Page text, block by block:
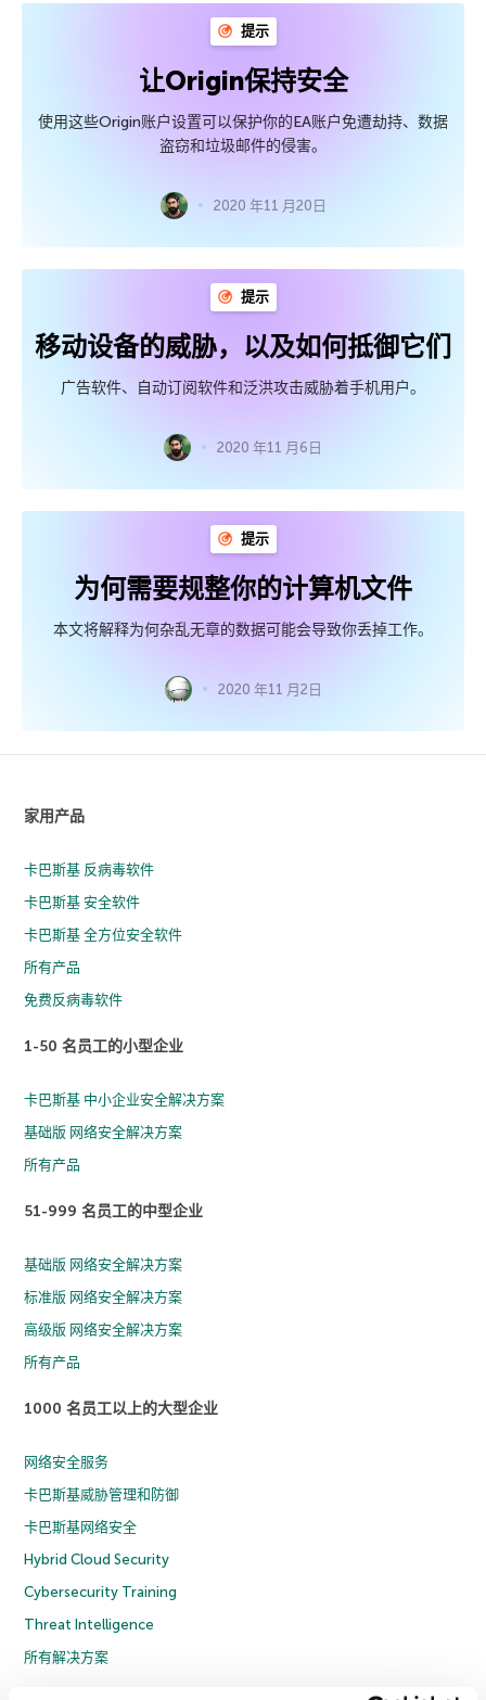
提示
让Origin保持安全
使用这些Origin账户设置可以保护你的EA账户免遭劫持、数据
盗窃和垃圾邮件的侵害。
2020 年11 月20日
提示
移动设备的威胁，以及如何抵御它们
广告软件、自动订阅软件和泛洪攻击威胁着手机用户。
2020 年11 月6日
提示
为何需要规整你的计算机文件
本文将解释为何杂乱无章的数据可能会导致你丢掉工作。
2020 年11 月2日
家用产品
卡巴斯基 反病毒软件
卡巴斯基 安全软件
卡巴斯基 全方位安全软件
所有产品
免费反病毒软件
1-50 名员工的小型企业
卡巴斯基 中小企业安全解决方案
基础版 网络安全解决方案
所有产品
51-999 名员工的中型企业
基础版 网络安全解决方案
标准版 网络安全解决方案
高级版 网络安全解决方案
所有产品
1000 名员工以上的大型企业
网络安全服务
卡巴斯基威胁管理和防御
卡巴斯基网络安全
Hybrid Cloud Security
Cybersecurity Training
Threat Intelligence
所有解决方案